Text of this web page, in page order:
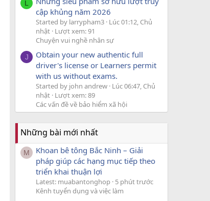
L
cập khủng năm 2026
Started by larrypham3 Lúc 01:12, Chủ
nhật Lượt xem: 91
Chuyện vui nghề nhân sự
J
Obtain your new authentic full
driver's license or Learners permit
with us without exams.
Started by john andrew Lúc 06:47, Chủ
nhật Lượt xem: 89
Các vấn đề về bảo hiểm xã hội
Những bài mới nhất
M
Khoan bê tông Bắc Ninh – Giải
pháp giúp các hạng mục tiếp theo
triển khai thuận lợi
Latest: muabantonghop 5 phút trước
Kênh tuyển dụng và việc làm